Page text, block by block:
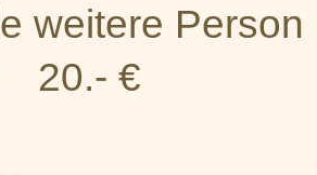
weitere
20.- €